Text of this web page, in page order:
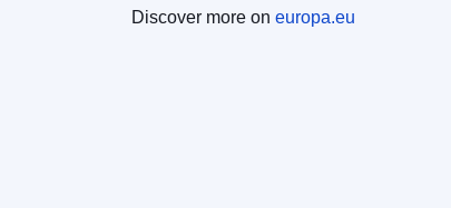
Discover more on europa.eu